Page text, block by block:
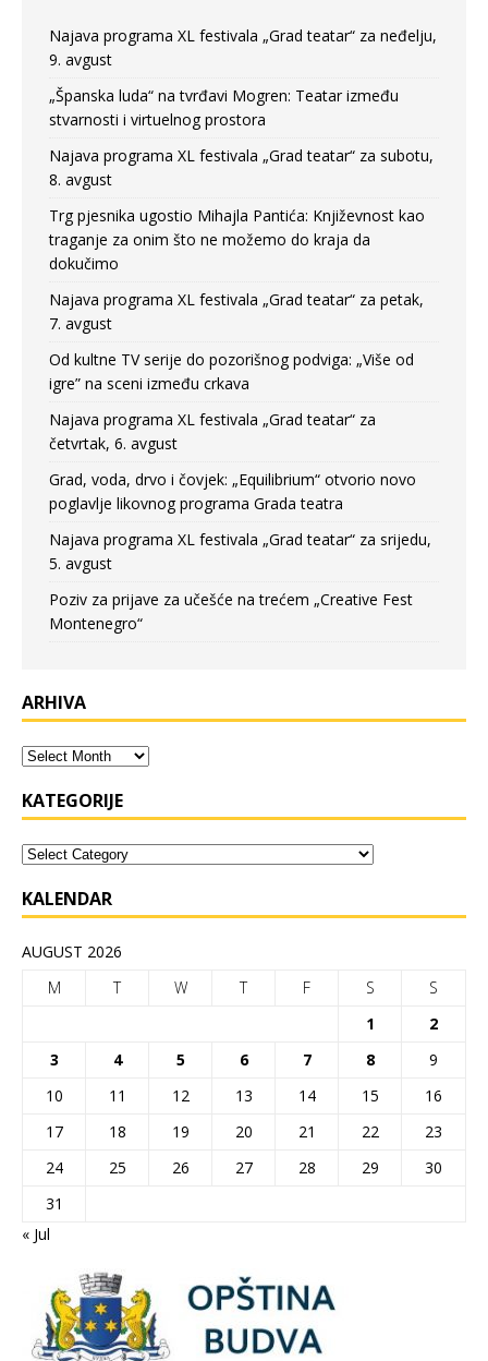
Najava programa XL festivala „Grad teatar“ za neđelju,
9. avgust
„Španska luda“ na tvrđavi Mogren: Teatar između
stvarnosti i virtuelnog prostora
Najava programa XL festivala „Grad teatar“ za subotu,
8. avgust
Trg pjesnika ugostio Mihajla Pantića: Književnost kao
traganje za onim što ne možemo do kraja da
dokučimo
Najava programa XL festivala „Grad teatar“ za petak,
7. avgust
Od kultne TV serije do pozorišnog podviga: „Više od
igre” na sceni između crkava
Najava programa XL festivala „Grad teatar“ za
četvrtak, 6. avgust
Grad, voda, drvo i čovjek: „Equilibrium“ otvorio novo
poglavlje likovnog programa Grada teatra
Najava programa XL festivala „Grad teatar“ za srijedu,
5. avgust
Poziv za prijave za učešće na trećem „Creative Fest
Montenegro“
ARHIVA
KATEGORIJE
KALENDAR
AUGUST 2026
M
T W T F S
S
1
2
3
4 5 6 7 8
9
10
11 12 13 14 15
16
17
18 19 20 21 22
23
24
25 26 27 28 29
30
31
« Jul